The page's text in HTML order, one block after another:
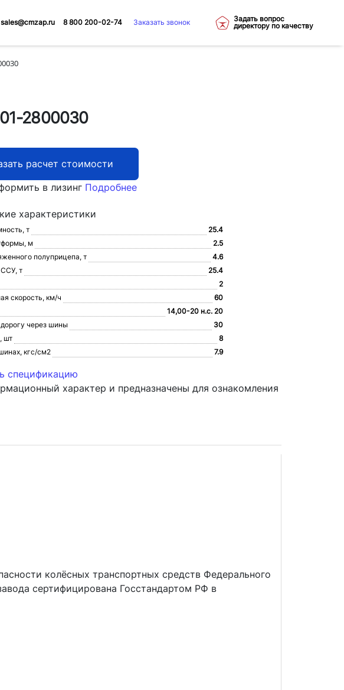
sales@cmzap.ru 8 800 200-02-74 Заказать звонок
Задать вопрос
директору по качеству
2800030
расчет стоимости
в лизинг Подробнее
характеристики
т
25.4
м
2.5
полуприцепа, т
4.6
ССУ, т
25.4
2
скорость, км/ч
60
14,00-20 н.с. 20
через шины
30
шт
8
кгс/см2
7.9
спецификацию
характер и предназначены для ознакомления
колёсных транспортных средств Федерального
сертифицирована Госстандартом РФ в